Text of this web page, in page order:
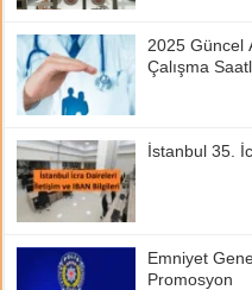
2025 Güncel
Çalışma
İstanbul 35.
Emniyet
Promosyon